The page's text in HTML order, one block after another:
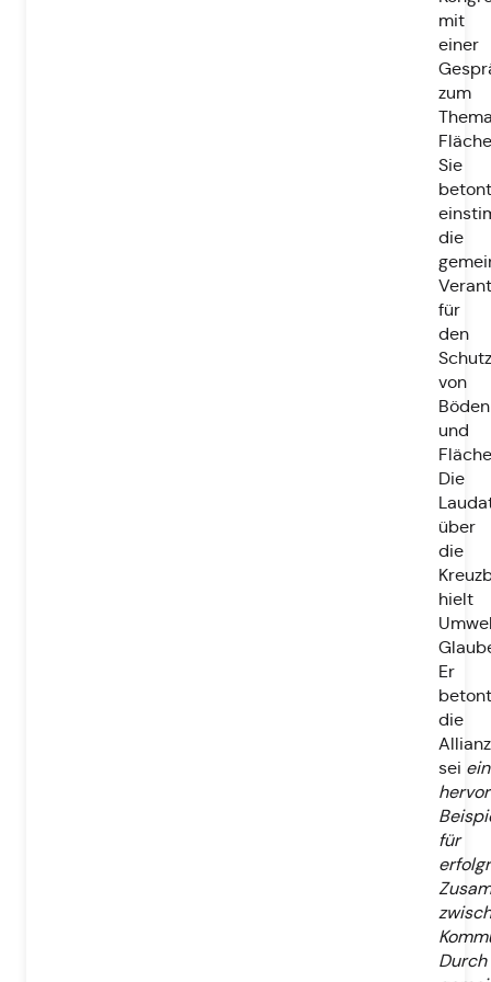
mit
einer
zum
Sie
die
für
den
Schutz
von
Böden
und
Die
über
die
hielt
Er
die
Allianz
sei ein
für
Durch